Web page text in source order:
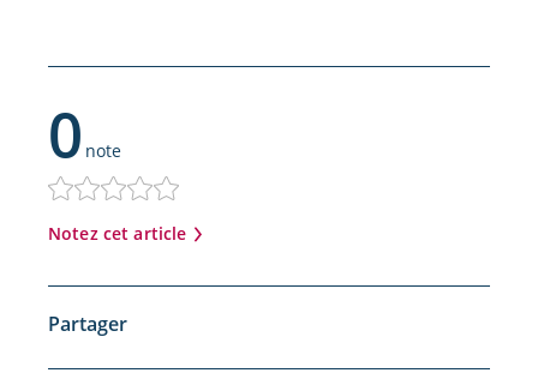
0note
Notez cet article
Partager